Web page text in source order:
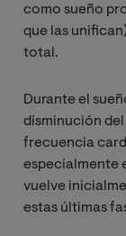
como sueño
que las
total.
Durante el
disminución
frecuencia
especialmente
vuelve
estas últimas